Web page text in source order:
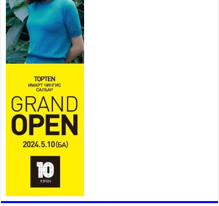
хорооллыг барилгажуулна
2026 оны 7 сар 21 / 10 цаг 15 минут
НИЙСЛЭЛ, АЙМГИЙН
УДИРДЛАГУУДЫН АЖЛЫГ
ХҮНД СУРТЛЫГ БУУРУУЛЖ,
ИРГЭД, АЖ АХУЙН НЭГЖИЙН
АЧААГ ХЭРХЭН ХӨНГӨЛСНӨӨР ДҮГНЭНЭ
2026 оны 7 сар 21 / 10 цаг 09 минут
Байнгын хорооны дарга М.Мандхай Цөлжилттэй
тэмцэх тухай НҮБ-ын конвенцын талуудын 17
дугаар бага хурал (СОР17)-ын бэлтгэл ажлын
явцтай танилцлаа
2026 оны 7 сар 21 / 10 цаг 03 минут
Б.Пүрэвдагва: Бүтээн байгуулалтын аливаа
уялдаа холбоогүйгээс саатах ёсгүй
2026 оны 7 сар 20 / 17 цаг 21 минут
“Сэлбэ 20 минутын хот” төслийн анхны 12
давхар барилгын үндсэн карказ, цутгалтын ажил